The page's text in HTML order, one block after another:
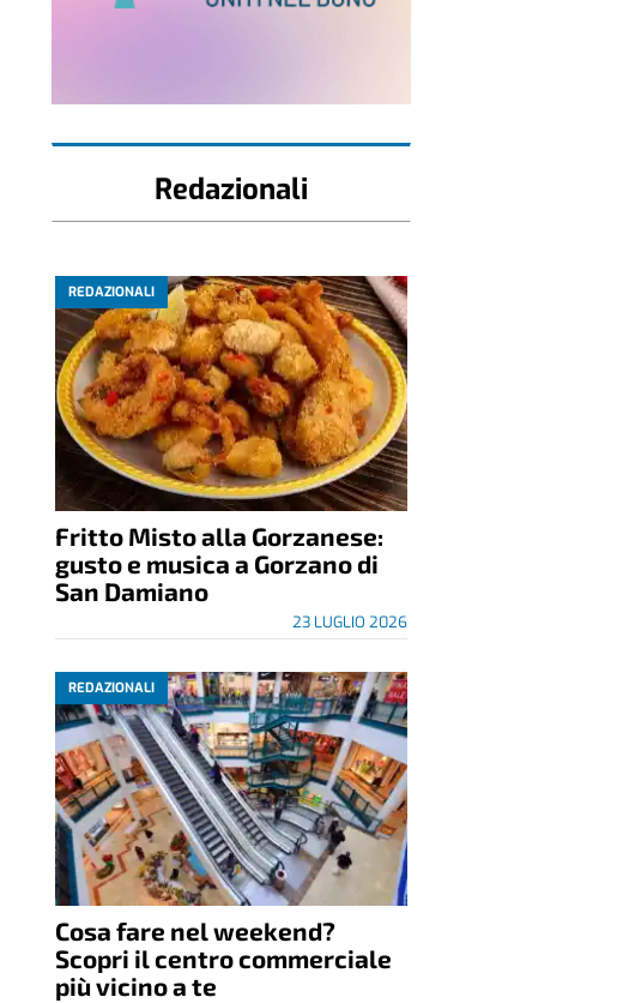
Redazionali
REDAZIONALI
Fritto Misto alla Gorzanese:
gusto e musica a Gorzano di
San Damiano
23 LUGLIO 2026
REDAZIONALI
Cosa fare nel weekend?
Scopri il centro commerciale
più vicino a te